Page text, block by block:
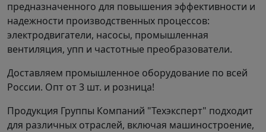
предназначенного для повышения эффективности и
надежности производственных процессов:
электродвигатели, насосы, промышленная
вентиляция, упп и частотные преобразователи.
Доставляем промышленное оборудование по всей
России. Опт от 3 шт. и розница!
Продукция Группы Компаний "Техэксперт" подходит
для различных отраслей, включая машиностроение,